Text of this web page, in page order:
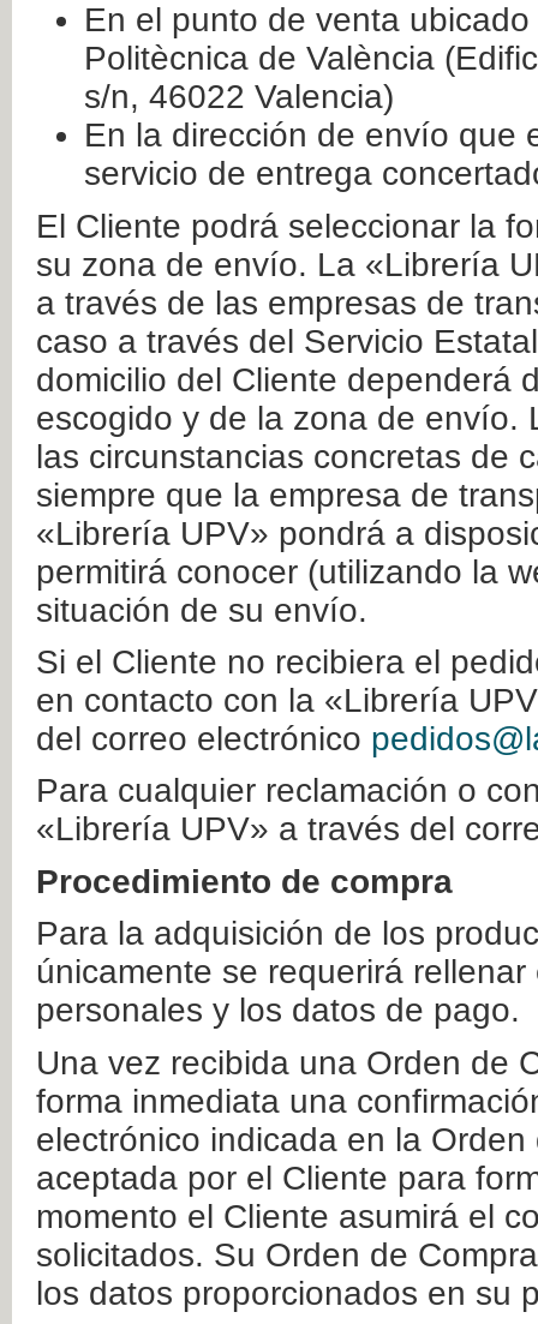
En el punto de venta
Politècnica de València
s/n, 46022 Valencia)
En la dirección de envío que
servicio de entrega
El Cliente podrá seleccionar la
su zona de envío. La «Librería
a través de las empresas de
caso a través del Servicio
domicilio del Cliente dependerá
escogido y de la zona de envío.
las circunstancias concretas de
siempre que la empresa de
«Librería UPV» pondrá a
permitirá conocer (utilizando la
situación de su envío.
Si el Cliente no recibiera el
en contacto con la «Librería
del correo electrónico
Para cualquier reclamación o
«Librería UPV» a través del
Procedimiento de compra
Para la adquisición de los
únicamente se requerirá
personales y los datos de pago.
Una vez recibida una Orden de
forma inmediata una
electrónico indicada en la
aceptada por el Cliente para
momento el Cliente asumirá el
solicitados. Su Orden de
los datos proporcionados en su